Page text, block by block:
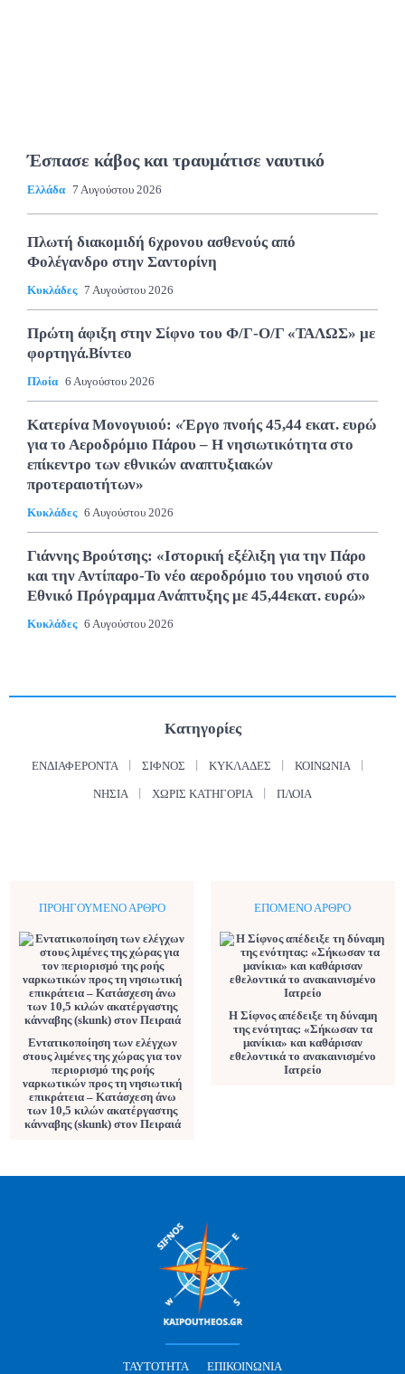
Έσπασε κάβος και τραυμάτισε ναυτικό
Ελλάδα 7 Αυγούστου 2026
Πλωτή διακομιδή 6χρονου ασθενούς από
Φολέγανδρο στην Σαντορίνη
Κυκλάδες 7 Αυγούστου 2026
Πρώτη άφιξη στην Σίφνο του Φ/Γ-Ο/Γ «ΤΑΛΩΣ» με
φορτηγά.Βίντεο
Πλοία 6 Αυγούστου 2026
Κατερίνα Μονογυιού: «Έργο πνοής 45,44 εκατ. ευρώ
για το Αεροδρόμιο Πάρου – Η νησιωτικότητα στο
επίκεντρο των εθνικών αναπτυξιακών
προτεραιοτήτων»
Κυκλάδες 6 Αυγούστου 2026
Γιάννης Βρούτσης: «Ιστορική εξέλιξη για την Πάρο
και την Αντίπαρο-Το νέο αεροδρόμιο του νησιού στο
Εθνικό Πρόγραμμα Ανάπτυξης με 45,44εκατ. ευρώ»
Κυκλάδες 6 Αυγούστου 2026
Κατηγορίες
ΕΝΔΙΑΦΈΡΟΝΤΑ ΣΊΦΝΟΣ ΚΥΚΛΆΔΕΣ ΚΟΙΝΩΝΊΑ
ΝΗΣΙΆ ΧΩΡΊΣ ΚΑΤΗΓΟΡΊΑ ΠΛΟΊΑ
ΠΡΟΗΓΟΎΜΕΝΟ ΆΡΘΡΟ
Εντατικοποίηση των ελέγχων
στους λιμένες της χώρας για τον
περιορισμό της ροής
ναρκωτικών προς τη νησιωτική
επικράτεια – Κατάσχεση άνω
των 10,5 κιλών ακατέργαστης
κάνναβης (skunk) στον Πειραιά
ΕΠΌΜΕΝΟ ΆΡΘΡΟ
Η Σίφνος απέδειξε τη δύναμη
της ενότητας: «Σήκωσαν τα
μανίκια» και καθάρισαν
εθελοντικά το ανακαινισμένο
Ιατρείο
ΤΑΥΤΌΤΗΤΑ ΕΠΙΚΟΙΝΩΝΊΑ